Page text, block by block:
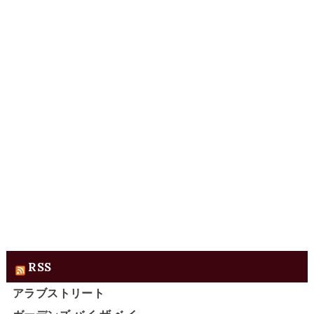
RSS
アラブストリート